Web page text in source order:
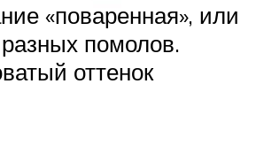
«поваренная», или
помолов.
оттенок